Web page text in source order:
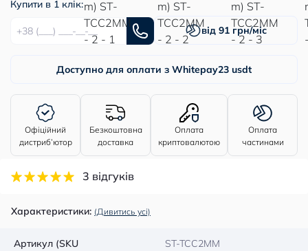
Купити в 1 клік:
від 91 грн/міс
Доступно для оплати з Whitepay23 usdt
Офіційний
дистриб’ютор
Безкоштовна
доставка
Оплата
криптовалютою
Оплата
частинами
3 відгуків
Характеристики: (Дивитись усі)
Артикул (SKU ST-TCC2MM